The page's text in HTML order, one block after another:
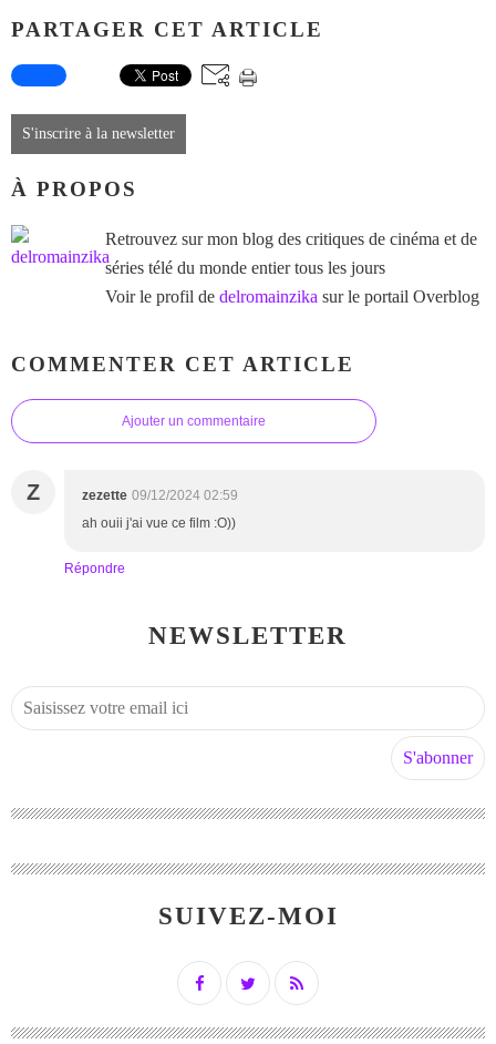
PARTAGER CET ARTICLE
S'inscrire à la newsletter
À PROPOS
Retrouvez sur mon blog des critiques de cinéma et de
séries télé du monde entier tous les jours
Voir le profil de delromainzika sur le portail Overblog
COMMENTER CET ARTICLE
Ajouter un commentaire
Z zezette 09/12/2024 02:59
ah ouii j'ai vue ce film :O))
Répondre
NEWSLETTER
SUIVEZ-MOI